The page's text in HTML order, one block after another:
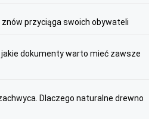
przyciąga swoich obywateli
dokumenty warto mieć zawsze
Dlaczego naturalne drewno